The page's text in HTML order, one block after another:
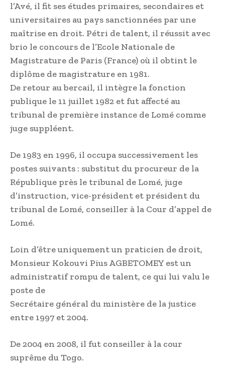
l’Avé, il fit ses études primaires, secondaires et
universitaires au pays sanctionnées par une
maîtrise en droit. Pétri de talent, il réussit avec
brio le concours de l’Ecole Nationale de
Magistrature de Paris (France) où il obtint le
diplôme de magistrature en 1981.
De retour au bercail, il intègre la fonction
publique le 11 juillet 1982 et fut affecté au
tribunal de première instance de Lomé comme
juge suppléent.
De 1983 en 1996, il occupa successivement les
postes suivants : substitut du procureur de la
République près le tribunal de Lomé, juge
d’instruction, vice-président et président du
tribunal de Lomé, conseiller à la Cour d’appel de
Lomé.
Loin d’être uniquement un praticien de droit,
Monsieur Kokouvi Pius AGBETOMEY est un
administratif rompu de talent, ce qui lui valu le
poste de
Secrétaire général du ministère de la justice
entre 1997 et 2004.
De 2004 en 2008, il fut conseiller à la cour
suprême du Togo.